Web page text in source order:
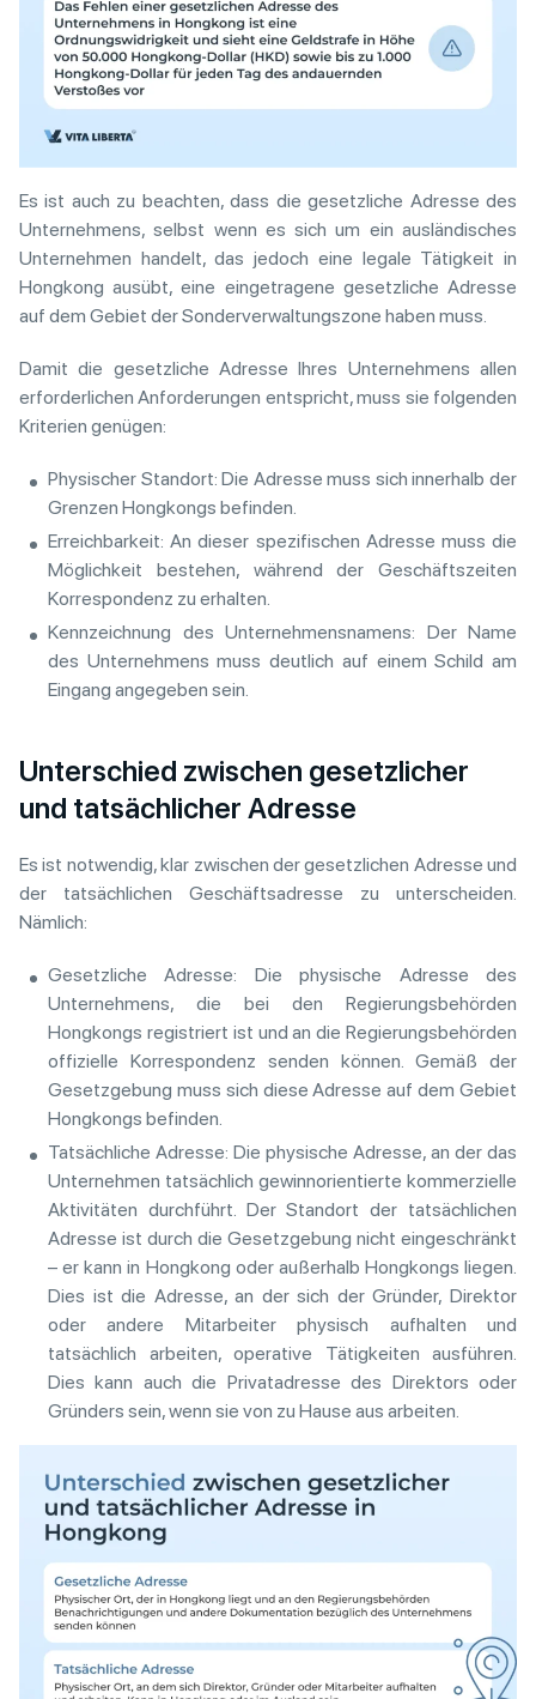
Es ist auch zu beachten, dass die gesetzliche Adresse des
Unternehmens, selbst wenn es sich um ein ausländisches
Unternehmen handelt, das jedoch eine legale Tätigkeit in
Hongkong ausübt, eine eingetragene gesetzliche Adresse
auf dem Gebiet der Sonderverwaltungszone haben muss.
Damit die gesetzliche Adresse Ihres Unternehmens allen
erforderlichen Anforderungen entspricht, muss sie folgenden
Kriterien genügen:
Physischer Standort: Die Adresse muss sich innerhalb der
Grenzen Hongkongs befinden.
Erreichbarkeit: An dieser spezifischen Adresse muss die
Möglichkeit bestehen, während der Geschäftszeiten
Korrespondenz zu erhalten.
Kennzeichnung des Unternehmensnamens: Der Name
des Unternehmens muss deutlich auf einem Schild am
Eingang angegeben sein.
Unterschied zwischen gesetzlicher
und tatsächlicher Adresse
Es ist notwendig, klar zwischen der gesetzlichen Adresse und
der tatsächlichen Geschäftsadresse zu unterscheiden.
Nämlich:
Gesetzliche Adresse: Die physische Adresse des
Unternehmens, die bei den Regierungsbehörden
Hongkongs registriert ist und an die Regierungsbehörden
offizielle Korrespondenz senden können. Gemäß der
Gesetzgebung muss sich diese Adresse auf dem Gebiet
Hongkongs befinden.
Tatsächliche Adresse: Die physische Adresse, an der das
Unternehmen tatsächlich gewinnorientierte kommerzielle
Aktivitäten durchführt. Der Standort der tatsächlichen
Adresse ist durch die Gesetzgebung nicht eingeschränkt
– er kann in Hongkong oder außerhalb Hongkongs liegen.
Dies ist die Adresse, an der sich der Gründer, Direktor
oder andere Mitarbeiter physisch aufhalten und
tatsächlich arbeiten, operative Tätigkeiten ausführen.
Dies kann auch die Privatadresse des Direktors oder
Gründers sein, wenn sie von zu Hause aus arbeiten.